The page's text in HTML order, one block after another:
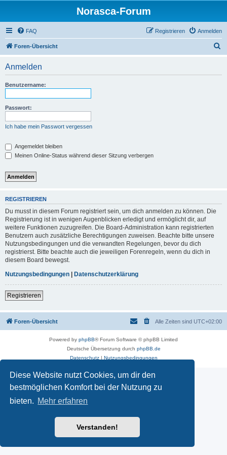
Diese Website nutzt Cookies, um dir den
bestmöglichen Komfort bei der Nutzung zu
bieten. Mehr erfahren
Verstanden!
Norasca-Forum
FAQ Anmelden
Registrieren
Foren-Übersicht
Anmelden
Benutzername:
Passwort:
Ich habe mein Passwort vergessen
Angemeldet bleiben
Meinen Online-Status während dieser Sitzung verbergen
REGISTRIEREN
Du musst in diesem Forum registriert sein, um dich anmelden zu können. Die
Registrierung ist in wenigen Augenblicken erledigt und ermöglicht dir, auf
weitere Funktionen zuzugreifen. Die Board-Administration kann registrierten
Benutzern auch zusätzliche Berechtigungen zuweisen. Beachte bitte unsere
Nutzungsbedingungen und die verwandten Regelungen, bevor du dich
registrierst. Bitte beachte auch die jeweiligen Forenregeln, wenn du dich in
diesem Board bewegst.
Nutzungsbedingungen | Datenschutzerklärung
Registrieren
Foren-Übersicht Alle Zeiten sind UTC+02:00
Powered by phpBB® Forum Software © phpBB Limited
Deutsche Übersetzung durch phpBB.de
Datenschutz| Nutzungsbedingungen